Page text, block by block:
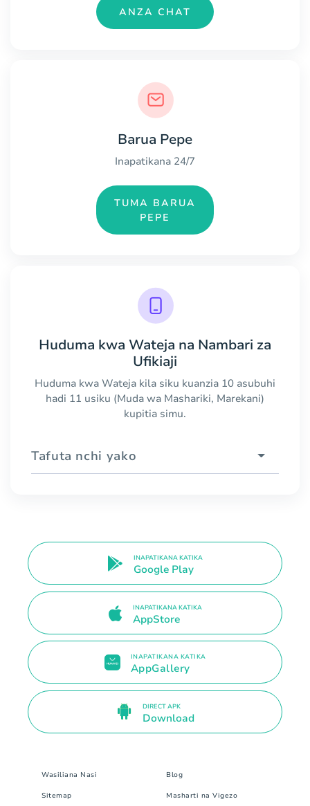
ANZA CHAT
Barua Pepe
Inapatikana 24/7
TUMA BARUA
PEPE
Huduma kwa Wateja na Nambari za
Ufikiaji
Huduma kwa Wateja kila siku kuanzia 10 asubuhi
hadi 11 usiku (Muda wa Mashariki, Marekani)
kupitia simu.
Tafuta nchi yako
INAPATIKANA KATIKA
Google Play
INAPATIKANA KATIKA
AppStore
INAPATIKANA KATIKA
AppGallery
DIRECT APK
Download
Wasiliana Nasi Blog
Sitemap Masharti na Vigezo